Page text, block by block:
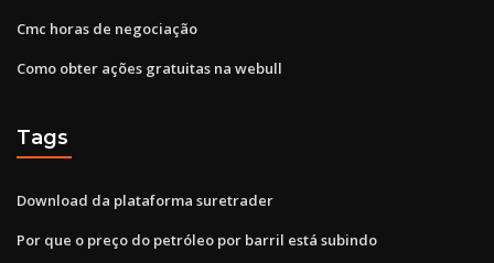
Cmc horas de negociação
Como obter ações gratuitas na webull
Tags
Download da plataforma suretrader
Por que o preço do petróleo por barril está subindo